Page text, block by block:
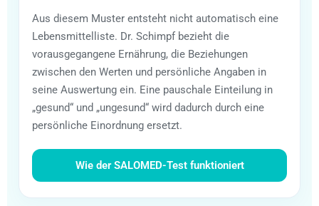
Aus diesem Muster entsteht nicht automatisch eine
Lebensmittelliste. Dr. Schimpf bezieht die
vorausgegangene Ernährung, die Beziehungen
zwischen den Werten und persönliche Angaben in
seine Auswertung ein. Eine pauschale Einteilung in
„gesund“ und „ungesund“ wird dadurch durch eine
persönliche Einordnung ersetzt.
Wie der SALOMED-Test funktioniert